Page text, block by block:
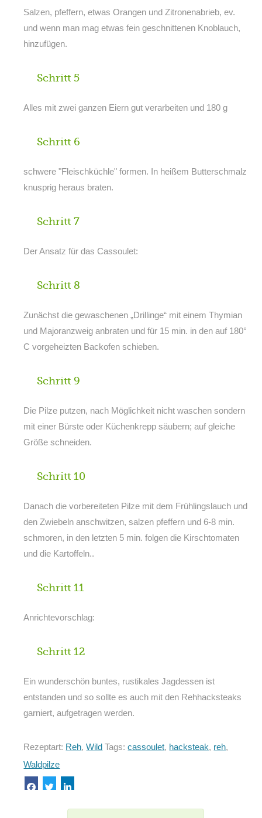
Salzen, pfeffern, etwas Orangen und Zitronenabrieb, ev.
und wenn man mag etwas fein geschnittenen Knoblauch,
hinzufügen.
Schritt 5
Alles mit zwei ganzen Eiern gut verarbeiten und 180 g
Schritt 6
schwere "Fleischküchle" formen. In heißem Butterschmalz
knusprig heraus braten.
Schritt 7
Der Ansatz für das Cassoulet:
Schritt 8
Zunächst die gewaschenen „Drillinge“ mit einem Thymian
und Majoranzweig anbraten und für 15 min. in den auf 180°
C vorgeheizten Backofen schieben.
Schritt 9
Die Pilze putzen, nach Möglichkeit nicht waschen sondern
mit einer Bürste oder Küchenkrepp säubern; auf gleiche
Größe schneiden.
Schritt 10
Danach die vorbereiteten Pilze mit dem Frühlingslauch und
den Zwiebeln anschwitzen, salzen pfeffern und 6-8 min.
schmoren, in den letzten 5 min. folgen die Kirschtomaten
und die Kartoffeln..
Schritt 11
Anrichtevorschlag:
Schritt 12
Ein wunderschön buntes, rustikales Jagdessen ist
entstanden und so sollte es auch mit den Rehhacksteaks
garniert, aufgetragen werden.
Rezeptart: Reh,Wild Tags:cassoulet, hacksteak, reh,
Waldpilze